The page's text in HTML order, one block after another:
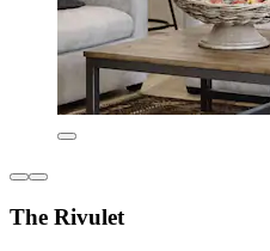
The Rivulet